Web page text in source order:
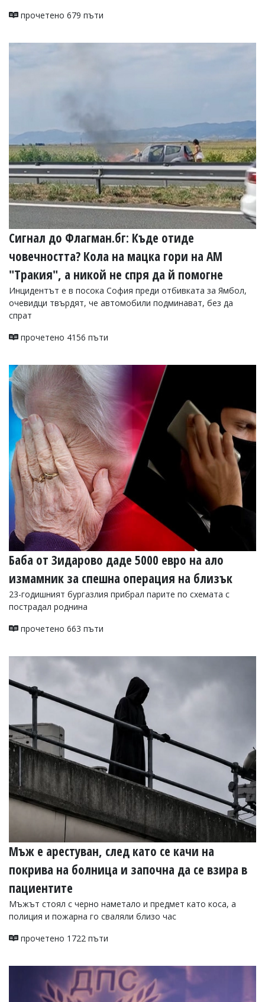
прочетено 679 пъти
Сигнал до Флагман.бг: Къде отиде
човечността? Кола на мацка гори на АМ
"Тракия", а никой не спря да й помогне
Инцидентът е в посока София преди отбивката за Ямбол,
очевидци твърдят, че автомобили подминават, без да
спрат
прочетено 4156 пъти
Баба от Зидарово даде 5000 евро на ало
измамник за спешна операция на близък
23-годишният бургазлия прибрал парите по схемата с
пострадал роднина
прочетено 663 пъти
Мъж е арестуван, след като се качи на
покрива на болница и започна да се взира в
пациентите
Мъжът стоял с черно наметало и предмет като коса, а
полиция и пожарна го сваляли близо час
прочетено 1722 пъти